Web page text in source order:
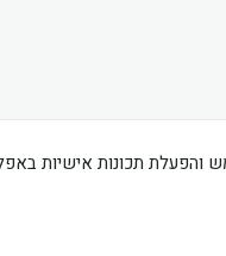
והפעלת תכונות אישיות